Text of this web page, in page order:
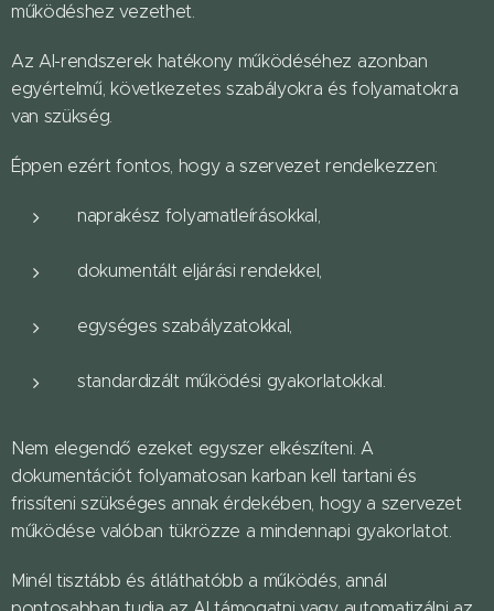
működéshez vezethet.
Az AI-rendszerek hatékony működéséhez azonban
egyértelmű, következetes szabályokra és folyamatokra
van szükség.
Éppen ezért fontos, hogy a szervezet rendelkezzen:
naprakész folyamatleírásokkal,
dokumentált eljárási rendekkel,
egységes szabályzatokkal,
standardizált működési gyakorlatokkal.
Nem elegendő ezeket egyszer elkészíteni. A
dokumentációt folyamatosan karban kell tartani és
frissíteni szükséges annak érdekében, hogy a szervezet
működése valóban tükrözze a mindennapi gyakorlatot.
Minél tisztább és átláthatóbb a működés, annál